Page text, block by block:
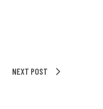
NEXT POST